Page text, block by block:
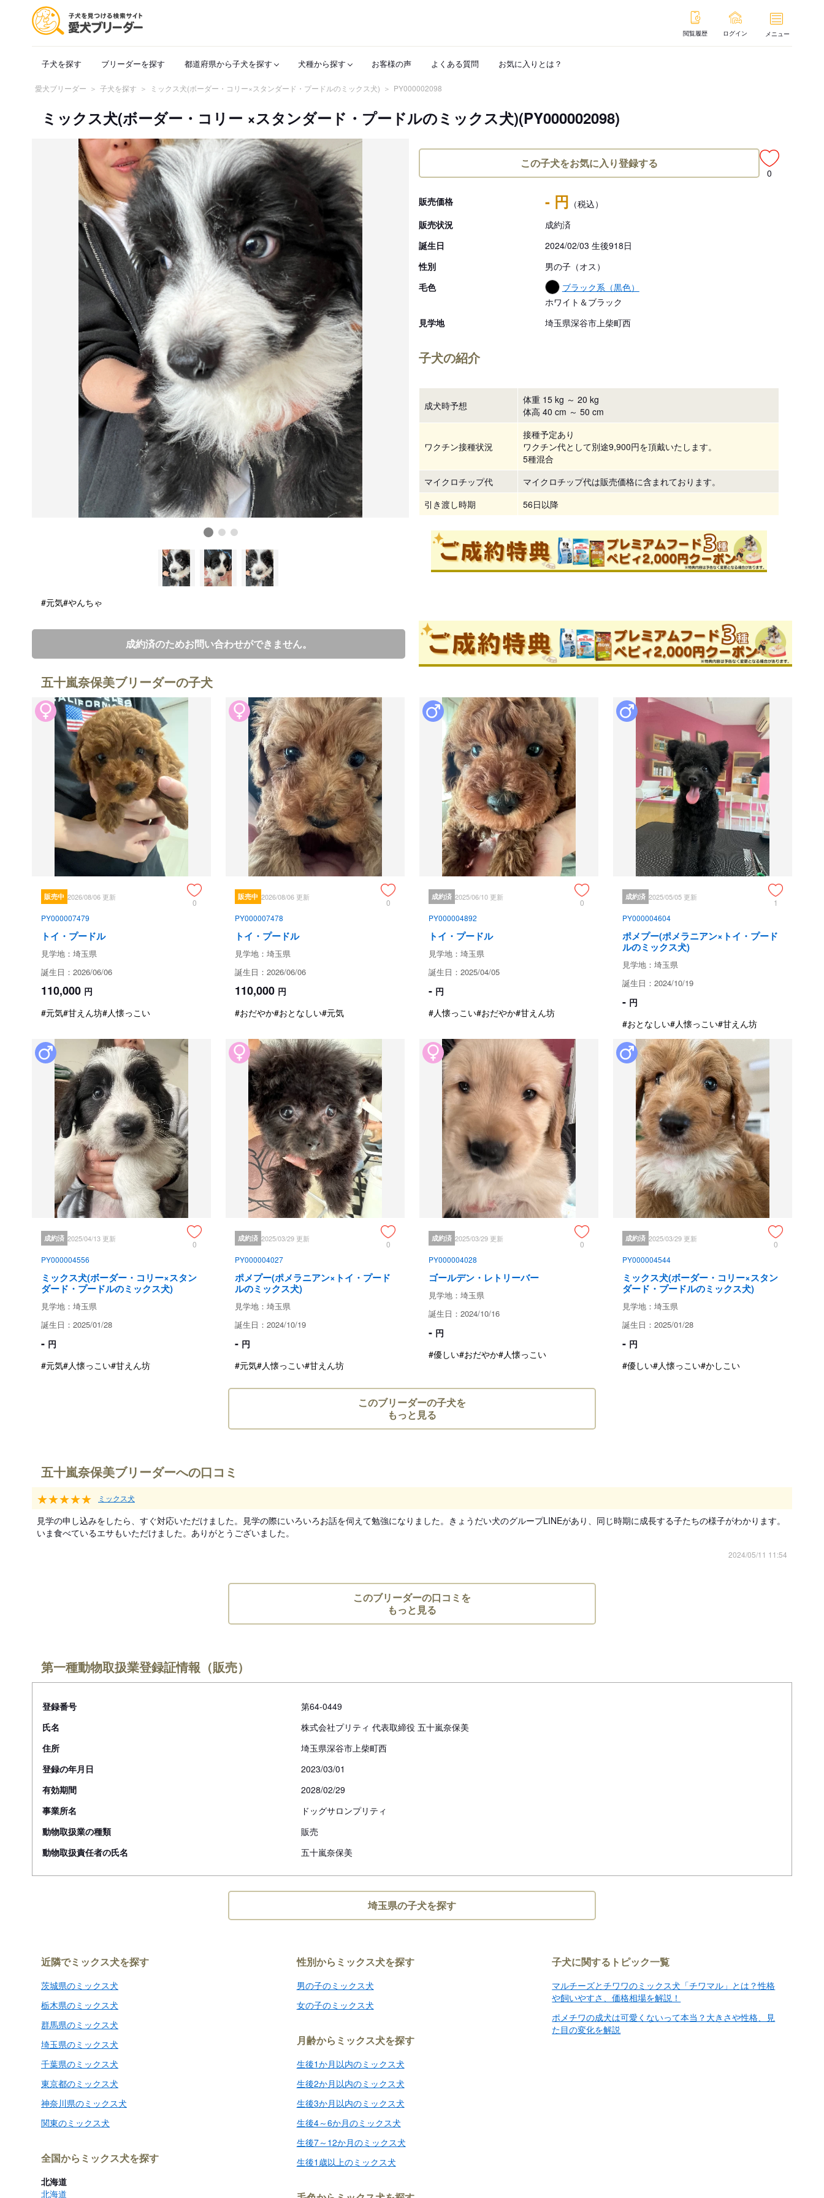
閲覧履歴 ログイン メニュー
子犬を探す ブリーダーを探す 都道府県から子犬を探す 犬種から探す お客様の声 よくある質問 お気に入りとは？
愛犬ブリーダー 子犬を探す ミックス犬(ボーダー・コリー×スタンダード・プードルのミックス犬) PY000002098
ミックス犬(ボーダー・コリー ×スタンダード・プードルのミックス犬)(PY000002098)
#元気#やんちゃ
この子犬をお気に入り登録する
0
販売価格 - 円 （税込）
販売状況
成約済
誕生日
2024/02/03 生後918日
性別
男の子（オス）
毛色
ブラック系（黒色）
ホワイト＆ブラック
見学地
埼玉県深谷市上柴町西
子犬の紹介
成犬時予想
体重 15 kg ～ 20 kg
体高 40 cm ～ 50 cm
ワクチン接種状況
接種予定あり
ワクチン代として別途9,900円を頂戴いたします。
5種混合
マイクロチップ代
マイクロチップ代は販売価格に含まれております。
引き渡し時期
56日以降
ブリーダー情報
口コミ1件
このブリーダーの詳細
プードル全サイズを飼育しております。
サロンを経営しておりましてお気軽にお越しください
ブリーダーからの紹介文
きょうだい7匹の中元気に成長しております。
いろいろな事に興味を持ちわんぱくです。
寝ている時まで動きがすごくて遊んでいる夢を見ているようです。1番手がかかりますが頭の
性能は良いのか物事を良く理解するようです。
成約済のためお問い合わせができません。
保証とサポート
生体保証内容
万が一こちらの過失での病気や死亡では代犬保証をしております
引き渡し後のサポート
グループLINEできょうだい達との交流を繋げております。いつでもお気軽に相談をしていた
だきたいです。
見学、受け渡しについて
犬舎所在地 埼玉県深谷市上柴町西
お支払い方法
現金
銀行振込
予約金 半金いただいております
見学についての注意事項
犬舎見学は可能ですが、事前にご相談ください
動物愛護法により、生後56日以下の子犬の引き渡しは禁止されています。
お引き渡し日はブリーダーとご相談のうえ、生後57日以降の日程でご決定ください。
また天然記念物として指定されている日本犬種（柴犬、秋田犬、紀州犬、甲斐犬、北海
道犬、四国犬）に限り生後49日を経過していれば販売、引渡しができるものとする特例
より、
対面説明・現物確認を実施する場所を事業所に限定する
必ず事業所にて見学・対面を行った上、お迎えいただきますよう、お願いいたします。
成約済のためお問い合わせができません。
五十嵐奈保美ブリーダーの子犬
販売中 2026/08/06 更新
0
PY000007479
トイ・プードル
見学地：埼玉県
誕生日：2026/06/06
110,000 円
#元気#甘えん坊#人懐っこい
販売中 2026/08/06 更新
0
PY000007478
トイ・プードル
見学地：埼玉県
誕生日：2026/06/06
110,000 円
#おだやか#おとなしい#元気
成約済 2025/06/10 更新
0
PY000004892
トイ・プードル
見学地：埼玉県
誕生日：2025/04/05
- 円
#人懐っこい#おだやか#甘えん坊
成約済 2025/05/05 更新
1
PY000004604
ポメプー(ポメラニアン×トイ・プード
ルのミックス犬)
見学地：埼玉県
誕生日：2024/10/19
- 円
#おとなしい#人懐っこい#甘えん坊
成約済 2025/04/13 更新
0
PY000004556
ミックス犬(ボーダー・コリー×スタン
ダード・プードルのミックス犬)
見学地：埼玉県
誕生日：2025/01/28
- 円
#元気#人懐っこい#甘えん坊
成約済 2025/03/29 更新
0
PY000004027
ポメプー(ポメラニアン×トイ・プード
ルのミックス犬)
見学地：埼玉県
誕生日：2024/10/19
- 円
#元気#人懐っこい#甘えん坊
成約済 2025/03/29 更新
0
PY000004028
ゴールデン・レトリーバー
見学地：埼玉県
誕生日：2024/10/16
- 円
#優しい#おだやか#人懐っこい
成約済 2025/03/29 更新
0
PY000004544
ミックス犬(ボーダー・コリー×スタン
ダード・プードルのミックス犬)
見学地：埼玉県
誕生日：2025/01/28
- 円
#優しい#人懐っこい#かしこい
このブリーダーの子犬を
もっと見る
五十嵐奈保美ブリーダーへの口コミ
★★★★★ ミックス犬
見学の申し込みをしたら、すぐ対応いただけました。見学の際にいろいろお話を伺えて勉強になりました。きょうだい犬のグループLINEがあり、同じ時期に成長する子たちの様子がわかります。
いま食べているエサもいただけました。ありがとうございました。
2024/05/11 11:54
このブリーダーの口コミを
もっと見る
第一種動物取扱業登録証情報（販売）
登録番号
第64-0449
氏名
株式会社プリティ 代表取締役 五十嵐奈保美
住所
埼玉県深谷市上柴町西
登録の年月日
2023/03/01
有効期間
2028/02/29
事業所名
ドッグサロンプリティ
動物取扱業の種類
販売
動物取扱責任者の氏名
五十嵐奈保美
埼玉県の子犬を探す
近隣でミックス犬を探す
茨城県のミックス犬
栃木県のミックス犬
群馬県のミックス犬
埼玉県のミックス犬
千葉県のミックス犬
東京都のミックス犬
神奈川県のミックス犬
関東のミックス犬
全国からミックス犬を探す
北海道
北海道
性別からミックス犬を探す
男の子のミックス犬
女の子のミックス犬
月齢からミックス犬を探す
生後1か月以内のミックス犬
生後2か月以内のミックス犬
生後3か月以内のミックス犬
生後4～6か月のミックス犬
生後7～12か月のミックス犬
生後1歳以上のミックス犬
子犬に関するトピック一覧
マルチーズとチワワのミックス犬「チワマル」とは？性格
や飼いやすさ、価格相場を解説！
ポメチワの成犬は可愛くないって本当？大きさや性格、見
た目の変化を解説